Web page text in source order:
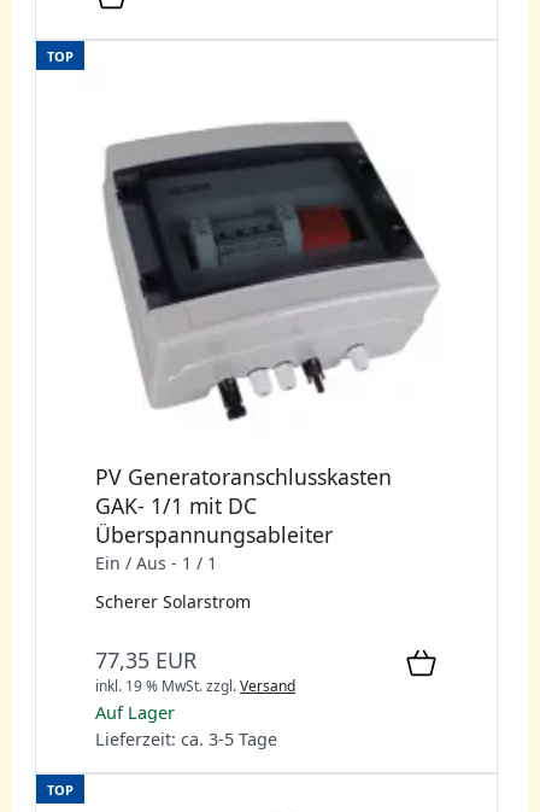
TOP
PV Generatoranschlusskasten
GAK- 1/1 mit DC
Überspannungsableiter
Ein / Aus - 1 / 1
Scherer Solarstrom
77,35 EUR
inkl. 19 % MwSt.zzgl.Versand
Auf Lager
Lieferzeit: ca. 3-5 Tage
TOP